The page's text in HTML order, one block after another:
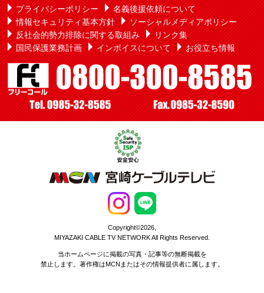
プライバシーポリシー
名義後援依頼について
情報セキュリティ基本方針
ソーシャルメディアポリシー
反社会的勢力排除に関する取組み
リンク集
国民保護業務計画
インボイスについて お役立ち情報
Copyright©2026,
MIYAZAKI CABLE TV NETWORK All Rights Reserved.
当ホームページに掲載の写真・記事等の無断掲載を
禁止します。著作権はMCNまたはその情報提供者に属します。